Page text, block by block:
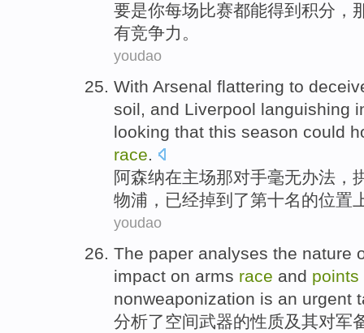
要是你每场比赛都能得到 积分 ，
有竞争力。
youdao
With Arsenal flattering to
soil, and Liverpool languishing
looking that this season could
race.
阿森纳在主场那对手毫无办法，
物浦 ， 已经掉到了第十名的位置
youdao
The paper analyses the nature
impact on arms race and points
nonweaponization is an urgent
分析了空间武器的性质及其对军